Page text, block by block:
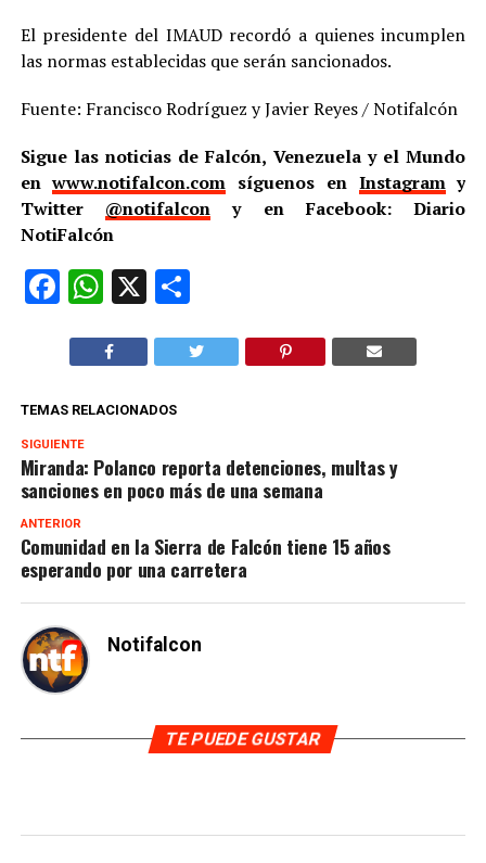
El presidente del IMAUD recordó a quienes incumplen
las normas establecidas que serán sancionados.
Fuente: Francisco Rodríguez y Javier Reyes / Notifalcón
Sigue las noticias de Falcón, Venezuela y el Mundo
enwww.notifalcon.com síguenos en Instagramy
Twitter @notifalcon y en Facebook: Diario
NotiFalcón
Facebook
WhatsApp
X Compartir
TEMAS RELACIONADOS
SIGUIENTE
Miranda: Polanco reporta detenciones, multas y
sanciones en poco más de una semana
ANTERIOR
Comunidad en la Sierra de Falcón tiene 15 años
esperando por una carretera
Notifalcon
TE PUEDE GUSTAR